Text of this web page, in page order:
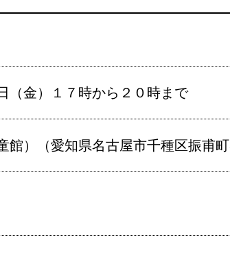
（金）１７時から２０時まで
館）（愛知県名古屋市千種区振甫